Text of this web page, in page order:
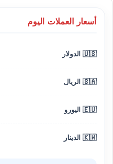
أسعار العملات اليوم
🇺🇸 الدولار
🇸🇦 الريال
🇪🇺 اليورو
🇰🇼 الدينار